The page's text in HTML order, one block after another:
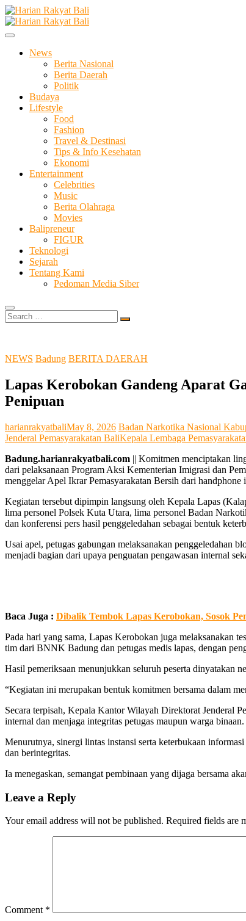
Skip
to
content
Harian Rakyat Bali
Membangun Semangat Kehidupan dan Berbangsa
News
Berita Nasional
Berita Daerah
Politik
Budaya
Lifestyle
Food
Fashion
Travel & Destinasi
Tips & Info Kesehatan
Ekonomi
Entertainment
Celebrities
Music
Berita Olahraga
Movies
Balipreneur
FIGUR
Teknologi
Sejarah
Tentang Kami
Pedoman Media Siber
Search
…
NEWS Badung BERITA DAERAH
Lapas Kerobokan Gandeng Aparat
Penipuan
harianrakyatbaliMay 8, 2026 Badan Narkotika Nasional
Jenderal Pemasyarakatan BaliKepala Lembaga
Badung.harianrakyatbali.com || Komitmen menciptakan
dari pelaksanaan Program Aksi Kementerian Imigrasi dan
menggelar Apel Ikrar Pemasyarakatan Bersih dari
Kegiatan tersebut dipimpin langsung oleh Kepala Lapas
lima personel Polsek Kuta Utara, lima personel Badan
dan konferensi pers hasil penggeledahan sebagai bentuk
Usai apel, petugas gabungan melaksanakan penggeledahan
menjadi bagian dari upaya penguatan pengawasan internal
Baca Juga : Dibalik Tembok Lapas Kerobokan, Sosok
Pada hari yang sama, Lapas Kerobokan juga melaksanakan
tim dari BNNK Badung dan petugas medis lapas, dengan
Hasil pemeriksaan menunjukkan seluruh peserta dinyatakan
“Kegiatan ini merupakan bentuk komitmen bersama dalam
Secara terpisah, Kepala Kantor Wilayah Direktorat Jenderal
internal dan menjaga integritas petugas maupun warga binaan.
Menurutnya, sinergi lintas instansi serta keterbukaan
dan berintegritas.
Ia menegaskan, semangat pembinaan yang dijaga bersama
Leave a Reply
Your email address will not be published. Required fields are
Comment *